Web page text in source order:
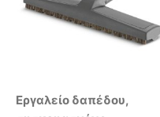
Εργαλείο δαπέδου,